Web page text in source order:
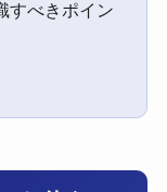
すべきポイン